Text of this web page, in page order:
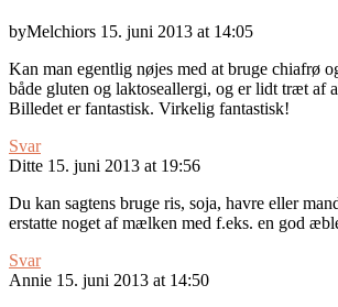
byMelchiors 15. juni 2013 at 14:05
Kan man egentlig nøjes med at bruge chiafrø
både gluten og laktoseallergi, og er lidt træt
Billedet er fantastisk. Virkelig fantastisk!
Svar
Ditte 15. juni 2013 at 19:56
Du kan sagtens bruge ris, soja, havre eller
erstatte noget af mælken med f.eks. en god
Svar
Annie 15. juni 2013 at 14:50